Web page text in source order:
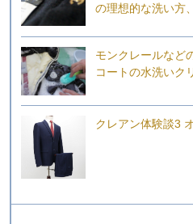
の理想的な洗い方
モンクレールなど
コートの水洗いク
クレアン体験談3